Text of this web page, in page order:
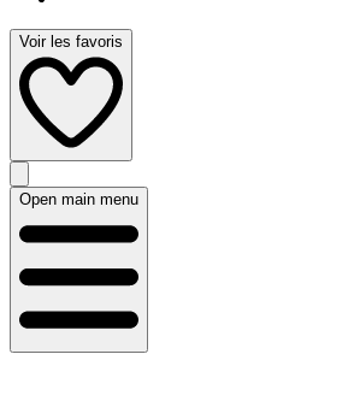
Voir les favoris
Open main menu